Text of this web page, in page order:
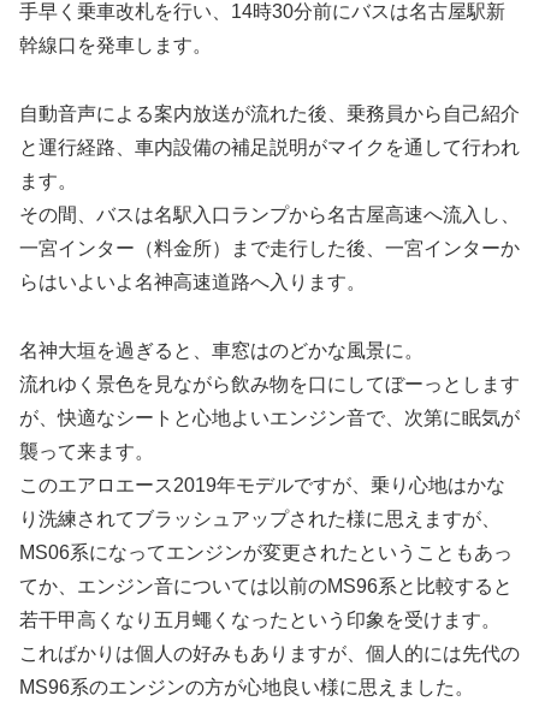
手早く乗車改札を行い、14時30分前にバスは名古屋駅新
幹線口を発車します。
自動音声による案内放送が流れた後、乗務員から自己紹介
と運行経路、車内設備の補足説明がマイクを通して行われ
ます。
その間、バスは名駅入口ランプから名古屋高速へ流入し、
一宮インター（料金所）まで走行した後、一宮インターか
らはいよいよ名神高速道路へ入ります。
名神大垣を過ぎると、車窓はのどかな風景に。
流れゆく景色を見ながら飲み物を口にしてぼーっとします
が、快適なシートと心地よいエンジン音で、次第に眠気が
襲って来ます。
このエアロエース2019年モデルですが、乗り心地はかな
り洗練されてブラッシュアップされた様に思えますが、
MS06系になってエンジンが変更されたということもあっ
てか、エンジン音については以前のMS96系と比較すると
若干甲高くなり五月蠅くなったという印象を受けます。
こればかりは個人の好みもありますが、個人的には先代の
MS96系のエンジンの方が心地良い様に思えました。